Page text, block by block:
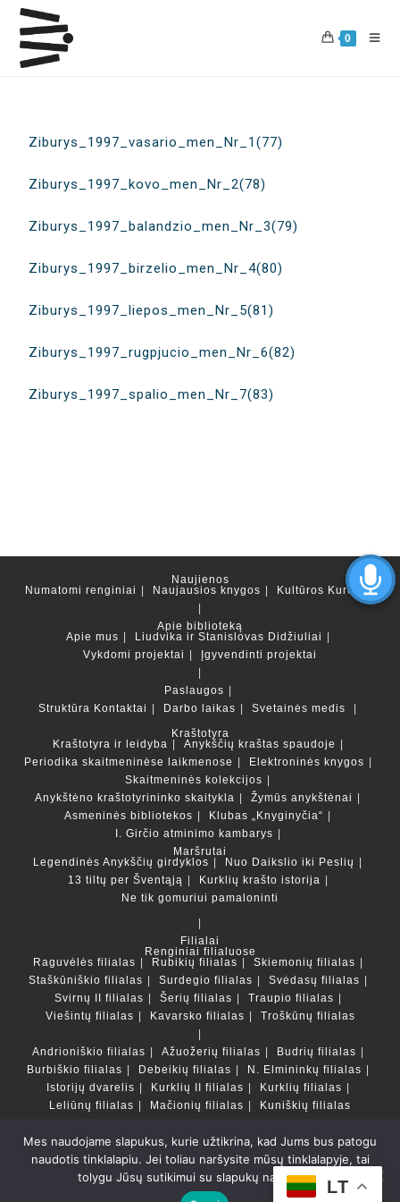
0
Ziburys_1997_vasario_men_Nr_1(77)
Ziburys_1997_kovo_men_Nr_2(78)
Ziburys_1997_balandzio_men_Nr_3(79)
Ziburys_1997_birzelio_men_Nr_4(80)
Ziburys_1997_liepos_men_Nr_5(81)
Ziburys_1997_rugpjucio_men_Nr_6(82)
Ziburys_1997_spalio_men_Nr_7(83)
Naujienos
Numatomi renginiai
Naujausios knygos Kultūros Kurortas
Apie biblioteką
Apie mus
Liudvika ir Stanislovas Didžiuliai
Vykdomi projektai
Įgyvendinti projektai
Paslaugos
Struktūra Kontaktai Darbo laikas
Svetainės medis
Kraštotyra
Kraštotyra ir leidyba
Anykščių kraštas spaudoje
Periodika skaitmeninėse laikmenose
Elektroninės knygos
Skaitmeninės kolekcijos
Anykštėno kraštotyrininko skaitykla
Žymūs anykštėnai
Asmeninės bibliotekos
Klubas „Knyginyčia“
I. Girčio atminimo kambarys
Maršrutai
Legendinės Anykščių girdyklos
Nuo Daikslio iki Peslių
13 tiltų per Šventąją
Kurklių krašto istorija
Ne tik gomuriui pamaloninti
Filialai
Renginiai filialuose
Raguvėlės filialas
Rubikių filialas
Skiemonių filialas
Staškūniškio filialas
Surdegio filialas
Svėdasų filialas
Svirnų II filialas
Šerių filialas
Traupio filialas
Viešintų filialas
Kavarsko filialas Troškūnų filialas
Andrioniškio filialas Ažuožerių filialas
Budrių filialas
Burbiškio filialas
Debeikių filialas
N. Elmininkų filialas
Istorijų dvarelis
Kurklių II filialas
Kurklių filialas
Leliūnų filialas
Mačionių filialas Kuniškių filialas
Duomenų bazės ir katalogai
LT
Copyright © Anykščių rajono savivaldybės Liudvikos ir
Stanislovo Didžiulių viešoji biblioteka 2022 Powered by
LT
Mes naudojame slapukus, kurie užtikrina, kad Jums bus patogu
naudotis tinklalapiu. Jei toliau naršysite mūsų tinklalapyje, tai
tolygu Jūsų sutikimui su slapukų naudojimu.